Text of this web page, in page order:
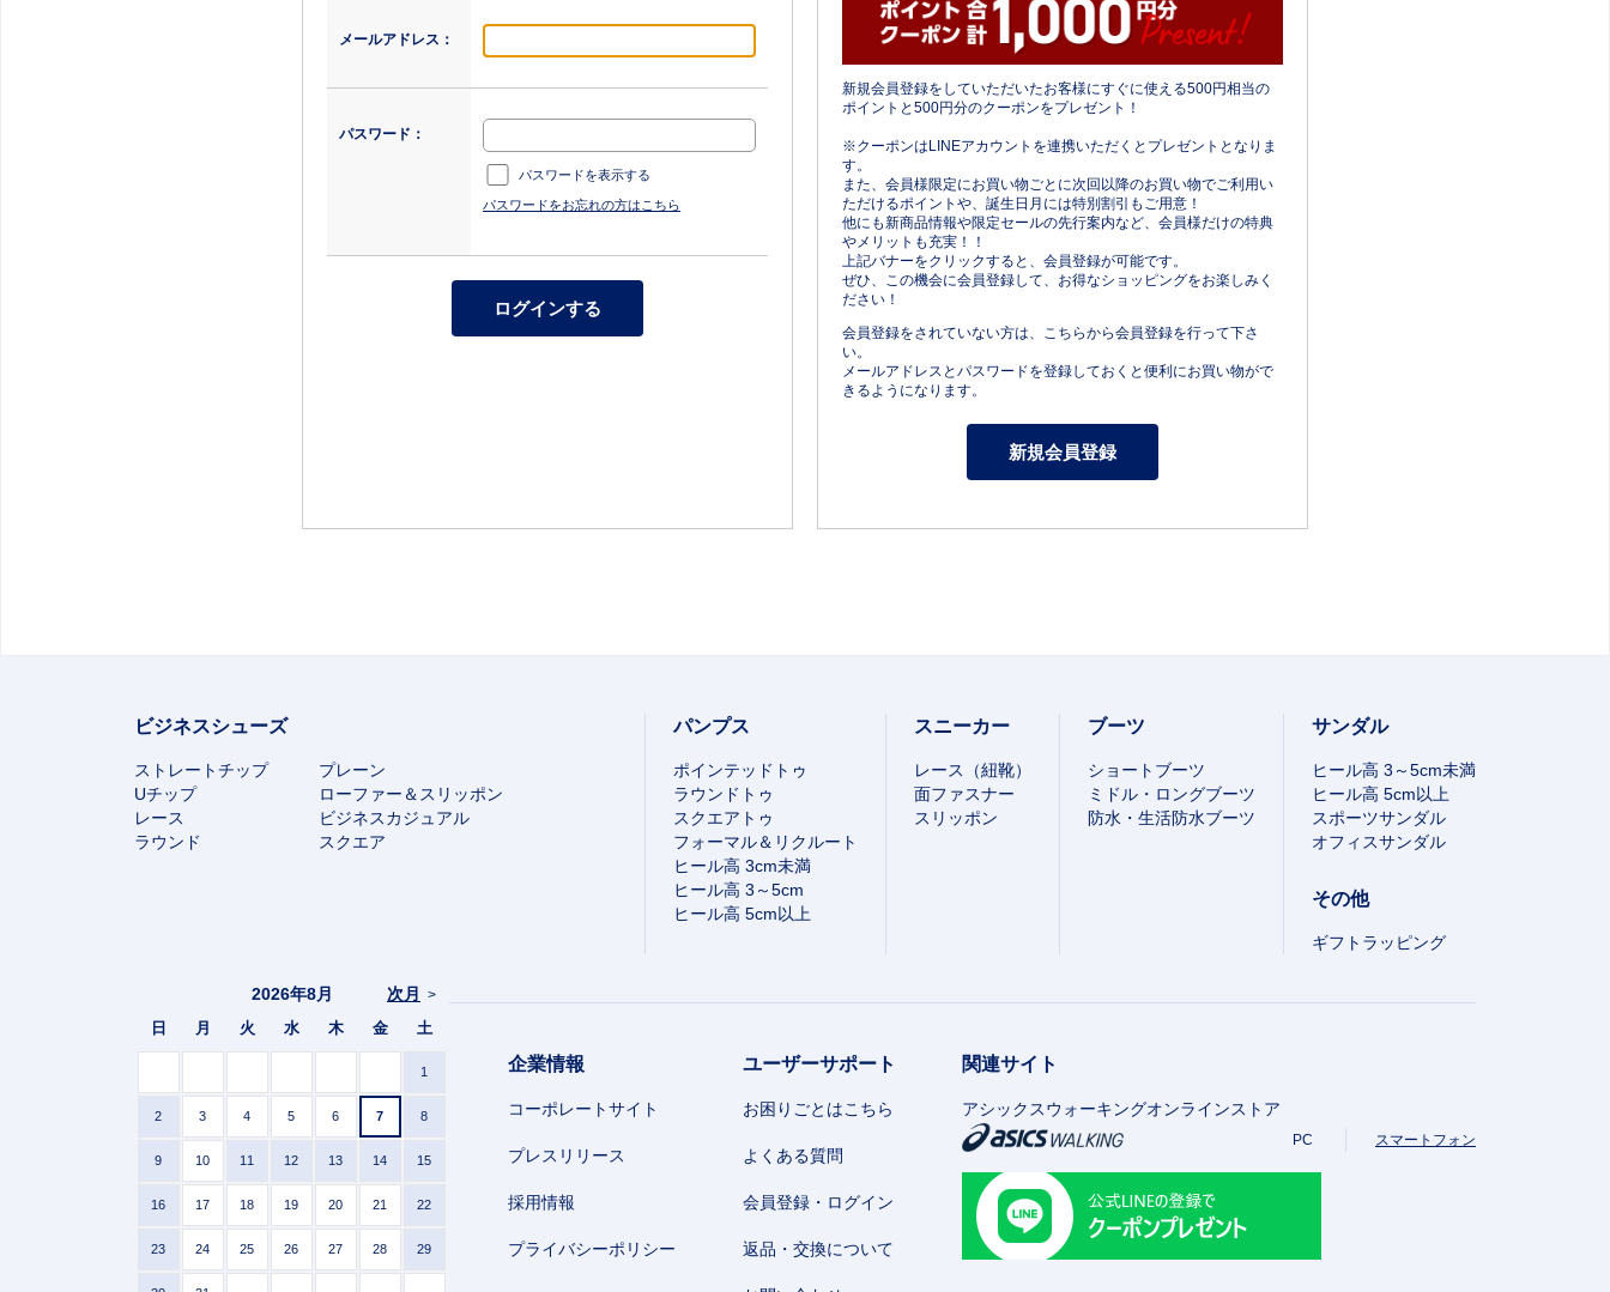
メールアドレス：
パスワード：
パスワードを表示する
パスワードをお忘れの方はこちら
新規会員登録をしていただいたお客様にすぐに使える500円相当の
ポイントと500円分のクーポンをプレゼント！
※クーポンはLINEアカウントを連携いただくとプレゼントとなりま
す。
また、会員様限定にお買い物ごとに次回以降のお買い物でご利用い
ただけるポイントや、誕生日月には特別割引もご用意！
他にも新商品情報や限定セールの先行案内など、会員様だけの特典
やメリットも充実！！
上記バナーをクリックすると、会員登録が可能です。
ぜひ、この機会に会員登録して、お得なショッピングをお楽しみく
ださい！
会員登録をされていない方は、こちらから会員登録を行って下さ
い。
メールアドレスとパスワードを登録しておくと便利にお買い物がで
きるようになります。
ビジネスシューズ
ストレートチップ
プレーン
Uチップ
ローファー＆スリッポン
レース
ビジネスカジュアル
ラウンド
スクエア
パンプス
ポインテッドトゥ
ラウンドトゥ
スクエアトゥ
フォーマル＆リクルート
ヒール高 3cm未満
ヒール高 3～5cm
ヒール高 5cm以上
スニーカー
レース（紐靴）
面ファスナー
スリッポン
ブーツ
ショートブーツ
ミドル・ロングブーツ
防水・生活防水ブーツ
サンダル
ヒール高 3～5cm未満
ヒール高 5cm以上
スポーツサンダル
オフィスサンダル
その他
ギフトラッピング
次月 >
2026年8月
日 月 火 水 木 金 土
1
2 3 4 5 6 7 8
9 10 11 12 13 14 15
16 17 18 19 20 21 22
23 24 25 26 27 28 29
企業情報
コーポレートサイト
プレスリリース
採用情報
プライバシーポリシー
ユーザーサポート
お困りごとはこちら
よくある質問
会員登録・ログイン
返品・交換について
関連サイト
アシックスウォーキングオンラインストア
PC スマートフォン